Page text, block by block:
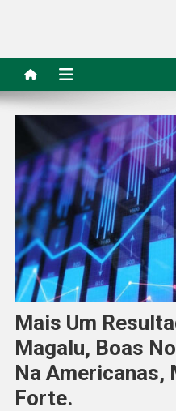
Mais Um
Magalu, Boas
Na Americanas,
Forte.